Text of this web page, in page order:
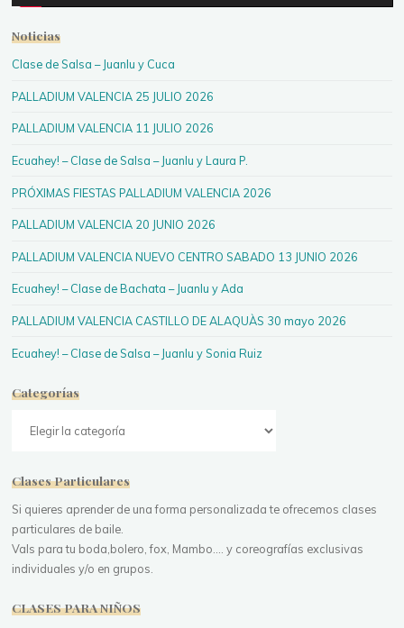
Noticias
Clase de Salsa – Juanlu y Cuca
PALLADIUM VALENCIA 25 JULIO 2026
PALLADIUM VALENCIA 11 JULIO 2026
Ecuahey! – Clase de Salsa – Juanlu y Laura P.
PRÓXIMAS FIESTAS PALLADIUM VALENCIA 2026
PALLADIUM VALENCIA 20 JUNIO 2026
PALLADIUM VALENCIA NUEVO CENTRO SABADO 13 JUNIO 2026
Ecuahey! – Clase de Bachata – Juanlu y Ada
PALLADIUM VALENCIA CASTILLO DE ALAQUÀS 30 mayo 2026
Ecuahey! – Clase de Salsa – Juanlu y Sonia Ruiz
Categorías
Clases Particulares
Si quieres aprender de una forma personalizada te ofrecemos clases
particulares de baile.
Vals para tu boda,bolero, fox, Mambo.... y coreografías exclusivas
individuales y/o en grupos.
CLASES PARA NIÑOS